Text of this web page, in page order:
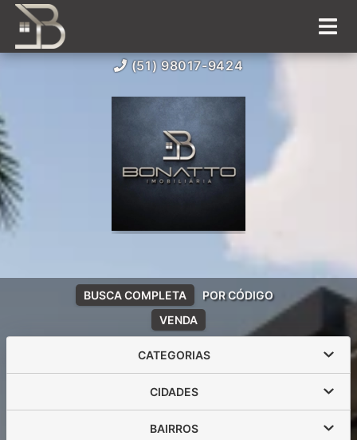
(51) 98017-9424
VENDA
BUSCA COMPLETA POR CÓDIGO
CATEGORIAS
CIDADES
BAIRROS